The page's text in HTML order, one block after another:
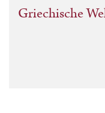
Griechische